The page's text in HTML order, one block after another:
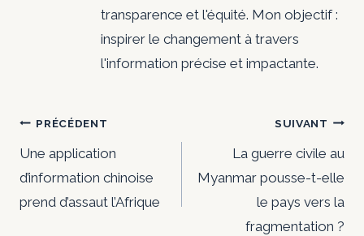
transparence et l'équité. Mon objectif :
inspirer le changement à travers
l'information précise et impactante.
Navigation
de
l’article
PRÉCÉDENT
Une application
d’information chinoise
prend d’assaut l’Afrique
SUIVANT
La guerre civile au
Myanmar pousse-t-elle
le pays vers la
fragmentation ?